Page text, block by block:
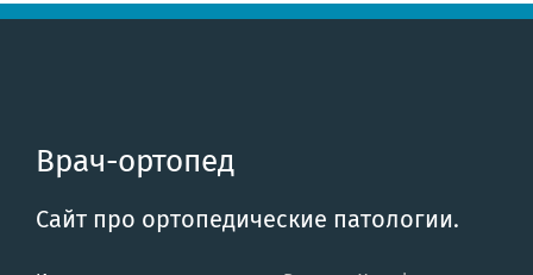
Врач-ортопед
Сайт про ортопедические патологии.